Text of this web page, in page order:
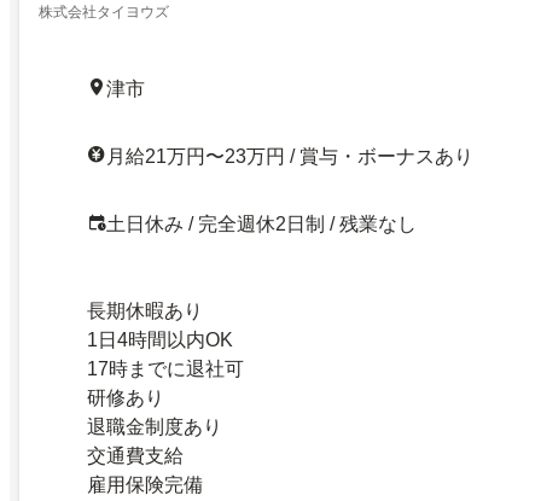
株式会社タイヨウズ
津市
月給21万円〜23万円 / 賞与・ボーナスあり
土日休み / 完全週休2日制 / 残業なし
長期休暇あり
1日4時間以内OK
17時までに退社可
研修あり
退職金制度あり
交通費支給
雇用保険完備